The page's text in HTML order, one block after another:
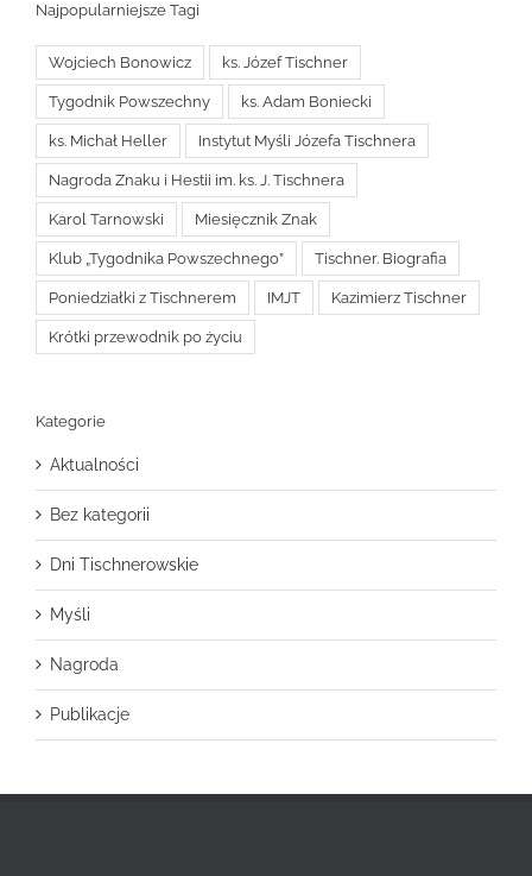
Najpopularniejsze Tagi
Wojciech Bonowicz ks. Józef Tischner
Tygodnik Powszechny ks. Adam Boniecki
ks. Michał Heller Instytut Myśli Józefa Tischnera
Nagroda Znaku i Hestii im. ks. J. Tischnera
Karol Tarnowski Miesięcznik Znak
Klub „Tygodnika Powszechnego” Tischner. Biografia
Poniedziałki z Tischnerem IMJT Kazimierz Tischner
Krótki przewodnik po życiu
Kategorie
Aktualności
Bez kategorii
Dni Tischnerowskie
Myśli
Nagroda
Publikacje